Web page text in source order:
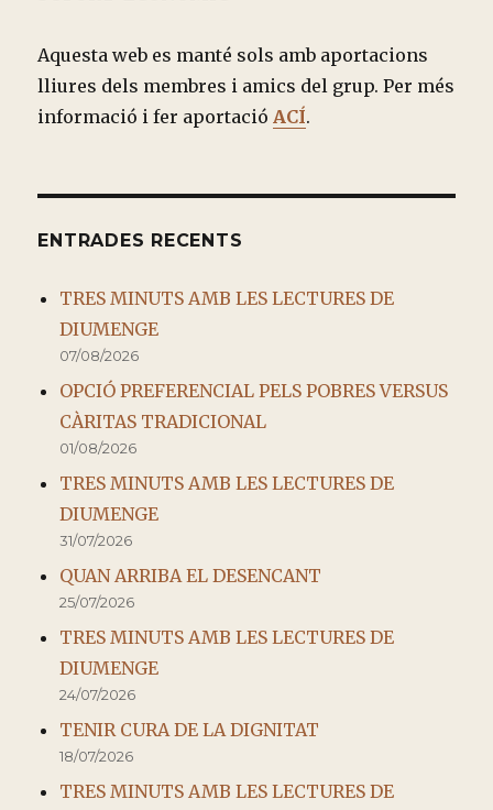
Aquesta web es manté sols amb aportacions
lliures dels membres i amics del grup. Per més
informació i fer aportacióACÍ.
ENTRADES RECENTS
TRES MINUTS AMB LES LECTURES DE
DIUMENGE
07/08/2026
OPCIÓ PREFERENCIAL PELS POBRES VERSUS
CÀRITAS TRADICIONAL
01/08/2026
TRES MINUTS AMB LES LECTURES DE
DIUMENGE
31/07/2026
QUAN ARRIBA EL DESENCANT
25/07/2026
TRES MINUTS AMB LES LECTURES DE
DIUMENGE
24/07/2026
TENIR CURA DE LA DIGNITAT
18/07/2026
TRES MINUTS AMB LES LECTURES DE